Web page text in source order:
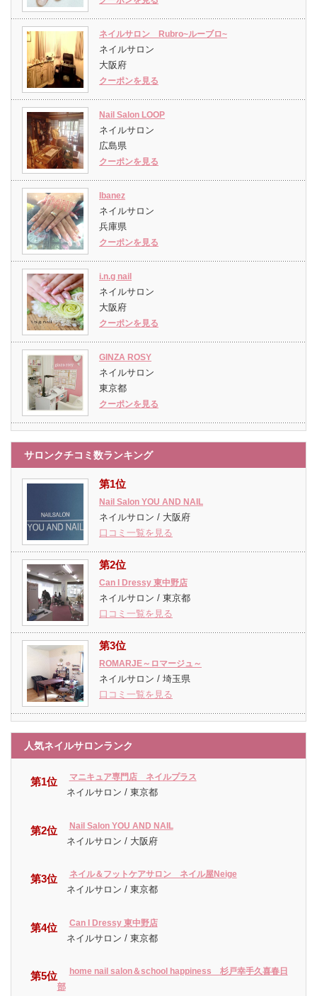
ネイルサロン Rubro~ルーブロ~
ネイルサロン
大阪府
クーポンを見る
Nail Salon LOOP
ネイルサロン
広島県
クーポンを見る
Ibanez
ネイルサロン
兵庫県
クーポンを見る
i.n.g nail
ネイルサロン
大阪府
クーポンを見る
GINZA ROSY
ネイルサロン
東京都
クーポンを見る
サロンクチコミ数ランキング
第1位
Nail Salon YOU AND NAIL
ネイルサロン / 大阪府
口コミ一覧を見る
第2位
Can I Dressy 東中野店
ネイルサロン / 東京都
口コミ一覧を見る
第3位
ROMARJE～ロマージュ～
ネイルサロン / 埼玉県
口コミ一覧を見る
人気ネイルサロンランク
第1位 マニキュア専門店 ネイルプラス
ネイルサロン / 東京都
第2位 Nail Salon YOU AND NAIL
ネイルサロン / 大阪府
第3位 ネイル＆フットケアサロン ネイル屋Neige
ネイルサロン / 東京都
第4位 Can I Dressy 東中野店
ネイルサロン / 東京都
第5位
home nail salon＆school happiness 杉戸幸手久喜春日
部